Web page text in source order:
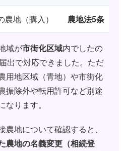
地（購入） 農地法5条
域が市街化区域内でしたの
出で対応できました。ただ
用地区域（青地）や市街化
振除外や転用許可など別途
ります。
農地について確認すると、
農地の名義変更（相続登